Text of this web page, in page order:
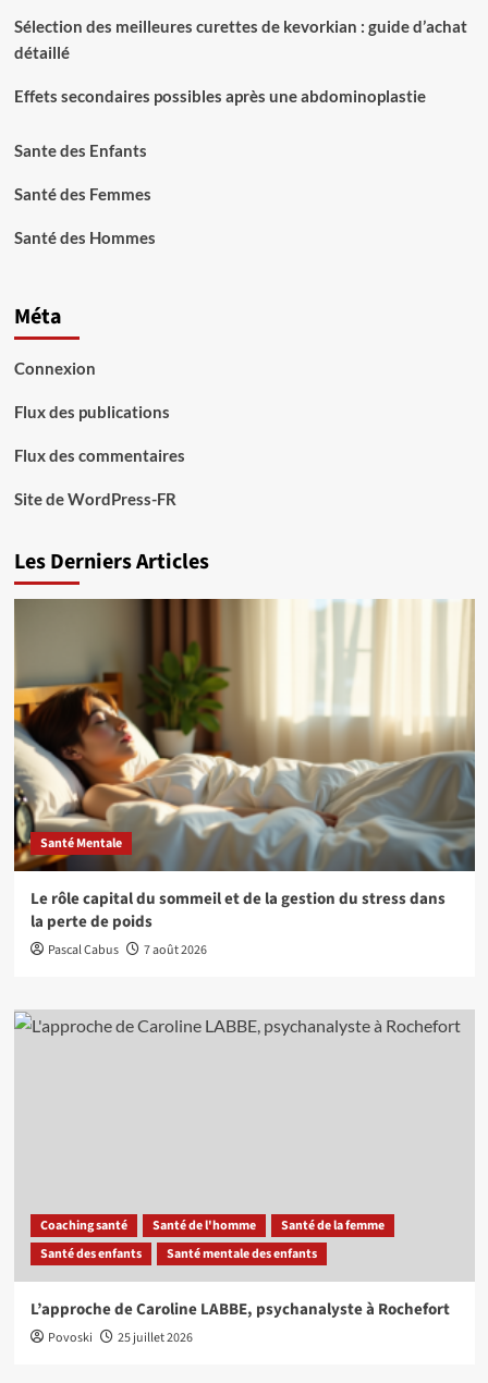
Sélection des meilleures curettes de kevorkian : guide d’achat
détaillé
Effets secondaires possibles après une abdominoplastie
Sante des Enfants
Santé des Femmes
Santé des Hommes
Méta
Connexion
Flux des publications
Flux des commentaires
Site de WordPress-FR
Les Derniers Articles
Santé Mentale
Le rôle capital du sommeil et de la gestion du stress dans
la perte de poids
Pascal Cabus 7 août 2026
Coaching santé Santé de l'homme
Santé de la femme
Santé des enfants
Santé mentale des enfants
L’approche de Caroline LABBE, psychanalyste à Rochefort
Povoski 25 juillet 2026